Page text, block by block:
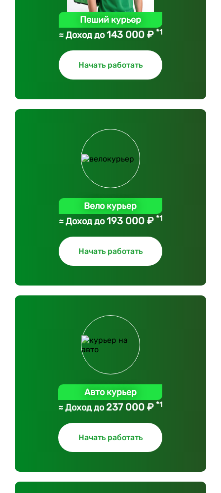
Пеший курьер
≈ Доход до143 000 ₽ *1
Начать работать
Вело курьер
≈ Доход до193 000 ₽ *1
Начать работать
Авто курьер
≈ Доход до237 000 ₽ *1
Начать работать